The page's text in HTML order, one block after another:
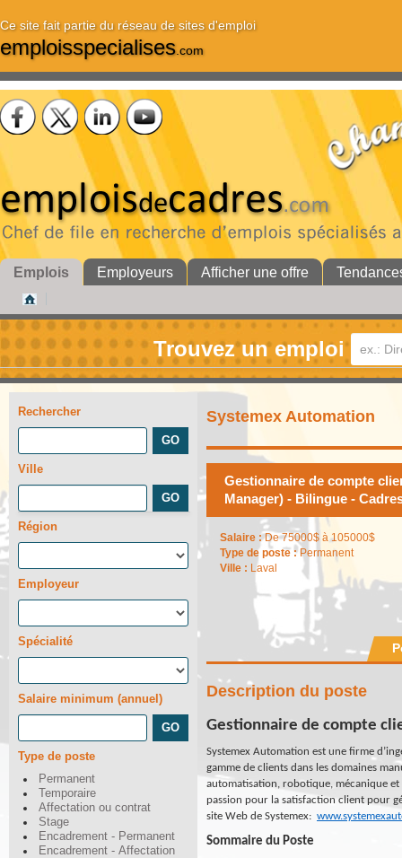
Ce site fait partie du réseau de sites d'emploi
emploisspecialises.com
Emplois Employeurs Afficher une offre
Trouvez un emploi
Rechercher
Ville
Région
Employeur
Spécialité
Salaire minimum (annuel)
Type de poste
Permanent
Temporaire
Affectation ou contrat
Stage
Encadrement - Permanent
Encadrement - Affectation
Systemex Automation
Gestionnaire de compte
Manager) - Bilingue -
Salaire :De 75000$ à 105000$
Type de poste : Permanent
Ville : Laval
Description du poste
Gestionnaire de compte
Systemex Automation est une firme
gamme de clients dans les domaines
automatisation, robotique, mécanique
passion pour la satisfaction client pour
site Web de Systemex:
Sommaire du Poste